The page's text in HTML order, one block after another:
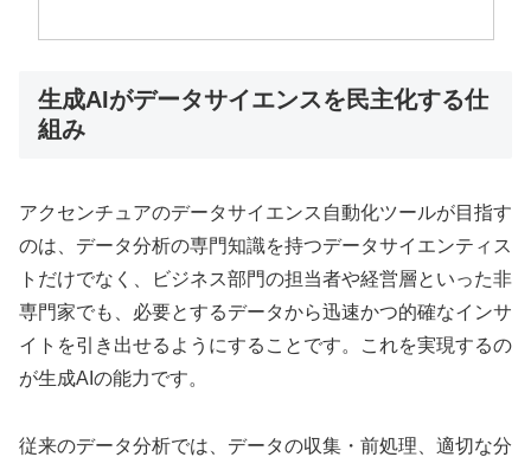
生成AIがデータサイエンスを民主化する仕
組み
アクセンチュアのデータサイエンス自動化ツールが目指す
のは、データ分析の専門知識を持つデータサイエンティス
トだけでなく、ビジネス部門の担当者や経営層といった非
専門家でも、必要とするデータから迅速かつ的確なインサ
イトを引き出せるようにすることです。これを実現するの
が生成AIの能力です。
従来のデータ分析では、データの収集・前処理、適切な分